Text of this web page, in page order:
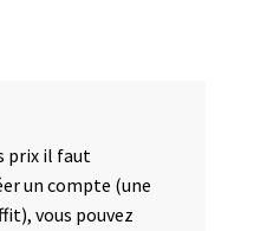
prix il faut
un compte (une
vous pouvez